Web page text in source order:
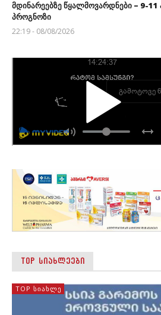
მდინარეებზე წყალმოვარდნები – 9-11
პროგნოზი
22:19 - 08/08/2026
TOP ᲡᲘᲐᲮᲚᲔᲔᲑᲘ
TOP ᲡᲘᲐᲮᲚᲔ